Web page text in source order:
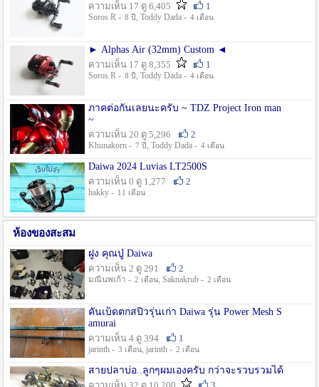
ความเห็น 17 ดู 6,405
1
Soros R - 8 ปี , Toddy Dada - 4 เดือน
► Alphas Air (32mm) Custom ◄
ความเห็น 17 ดู 8,355
1
Soros R - 8 ปี , Toddy Dada - 4 เดือน
ภาคต่อกันเลยนะครับ ~ TDZ Project Iron man
~
ความเห็น 20 ดู 5,296
2
Khunakorn - 7 ปี , Toddy Dada - 4 เดือน
Daiwa 2024 Luvias LT2500S
ความเห็น 0 ดู 1,277
2
hakky - 11 เดือน
ห้องของสะสม
ฝูง คุณปู่ Daiwa
ความเห็น 2 ดู 291
2
มณีนพเก้า - 2 เดือน, Saknakrub - 2 เดือน
คันเบ็ดตกสปิ๋วรุ่นเก่า Daiwa รุ่น Power Mesh S
amurai
ความเห็น 4 ดู 394
1
jarinth - 3 เดือน, jarinth - 2 เดือน
สายปลาบ่อ..ลูกๆผมเองครับ กว่าจะรวบรวมได้